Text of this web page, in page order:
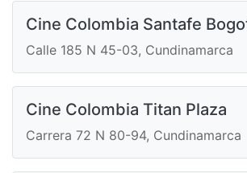
Cine Colombia Santafe
Calle 185 N 45-03, Cundinamarca
Cine Colombia Titan Plaza
Carrera 72 N 80-94, Cundinamarca